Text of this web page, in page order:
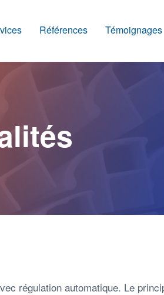
Références Témoignages
régulation automatique. Le